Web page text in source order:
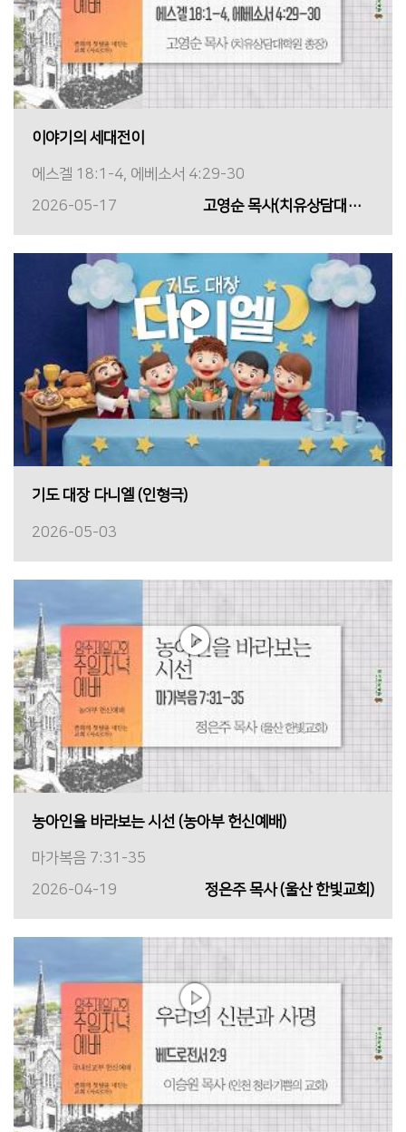
이야기의 세대전이
에스겔 18:1-4, 에베소서 4:29-30
2026-05-17
고영순 목사(치유상담대학원 총장)
기도 대장 다니엘 (인형극)
2026-05-03
농아인을 바라보는 시선 (농아부 헌신예배)
마가복음 7:31-35
2026-04-19
정은주 목사 (울산 한빛교회)